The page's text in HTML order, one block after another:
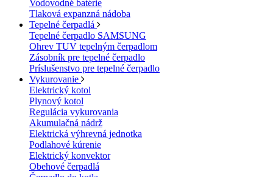
Vodovodné batérie
Tlaková expanzná nádoba
Tepelné čerpadlá
Tepelné čerpadlo SAMSUNG
Ohrev TUV tepelným čerpadlom
Zásobník pre tepelné čerpadlo
Príslušenstvo pre tepelné čerpadlo
Vykurovanie
Elektrický kotol
Plynový kotol
Regulácia vykurovania
Akumulačná nádrž
Elektrická výhrevná jednotka
Podlahové kúrenie
Elektrický konvektor
Obehové čerpadlá